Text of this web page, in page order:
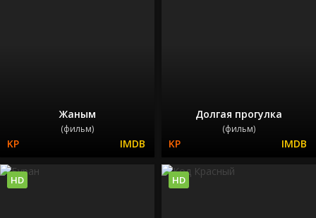
Жаным
(фильм)
Долгая прогулка
(фильм)
HD HD